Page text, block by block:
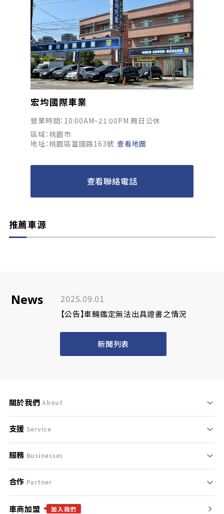
宏均國際車業
營業時間：10:00AM~21:00PM 周日公休
區域：桃園市
地址：桃園區富國路163號 查看地圖
查看聯絡電話
推薦車源
News 2025.09.01
【公告】車輛鑑定無法出具證書之情況
新聞列表
關於我們 About
刊登規範
服務條款
免責聲明
隱私權政策
支援 Service
支援中心
聯絡我們
服務 Businesses
什麼是Goo鑑定？
找好車
合作 Partner
合作夥伴
車商加盟 加入我們